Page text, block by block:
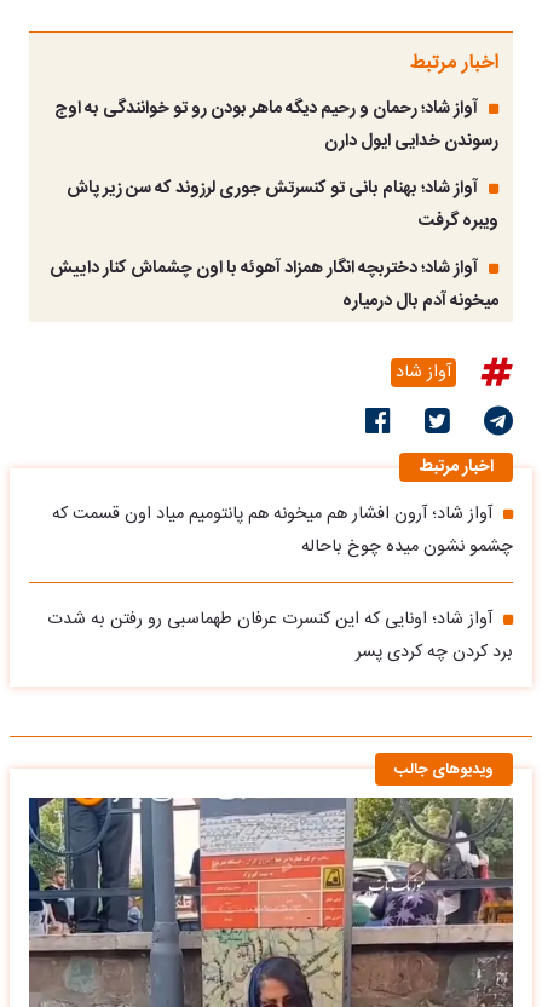
اخبار مرتبط
آواز شاد؛ رحمان و رحیم دیگه ماهر بودن رو تو خوانندگی به اوج
رسوندن خدایی ایول دارن
آواز شاد؛ بهنام بانی تو کنسرتش جوری لرزوند که سن زیر پاش
ویبره گرفت
آواز شاد؛ دختربچه انگار همزاد آهوئه با اون چشماش کنار داییش
میخونه آدم بال درمیاره
آواز شاد
اخبار مرتبط
آواز شاد؛ آرون افشار هم میخونه هم پانتومیم میاد اون قسمت که
چشمو نشون میده چوخ باحاله
آواز شاد؛ اونایی که این کنسرت عرفان طهماسبی رو رفتن به شدت
برد کردن چه کردی پسر
ویدیوهای جالب